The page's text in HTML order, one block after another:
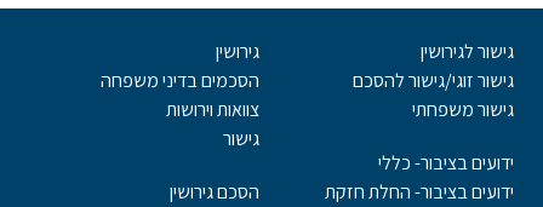
גישור לגירושין
גישור זוגי/גישור להסכם
גישור משפחתי
ידועים בציבור- כללי
ידועים בציבור- החלת חזקת
גירושין
הסכמים בדיני משפחה
צוואות וירושות
גישור
הסכם גירושין